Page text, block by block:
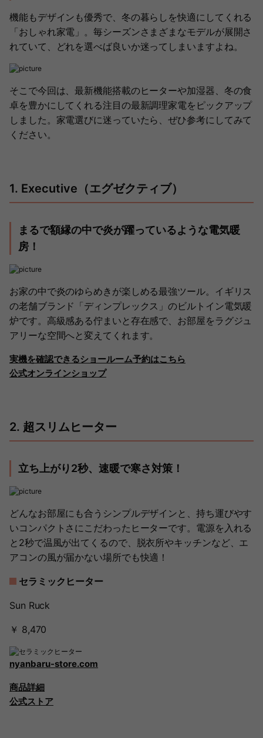
機能もデザインも優秀で、冬の暮らしを快適にしてくれる
「おしゃれ家電」。毎シーズンさまざまなモデルが展開さ
れていて、どれを選べば良いか迷ってしまいますよね。
そこで今回は、最新機能搭載のヒーターや加湿器、冬の食
卓を豊かにしてくれる注目の最新調理家電をピックアップ
しました。家電選びに迷っていたら、ぜひ参考にしてみて
ください。
1. Executive（エグゼクティブ）
まるで額縁の中で炎が躍っているような電気暖
房！
お家の中で炎のゆらめきが楽しめる最強ツール。イギリス
の老舗ブランド「ディンプレックス」のビルトイン電気暖
炉です。高級感ある佇まいと存在感で、お部屋をラグジュ
アリーな空間へと変えてくれます。
実機を確認できるショールーム予約はこちら
公式オンラインショップ
2. 超スリムヒーター
立ち上がり2秒、速暖で寒さ対策！
どんなお部屋にも合うシンプルデザインと、持ち運びやす
いコンパクトさにこだわったヒーターです。電源を入れる
と2秒で温風が出てくるので、脱衣所やキッチンなど、エ
アコンの風が届かない場所でも快適！
セラミックヒーター
Sun Ruck
￥ 8,470
nyanbaru-store.com
商品詳細
公式ストア